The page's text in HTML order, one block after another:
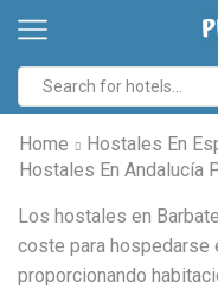
Home
Hostales En
Hostales En Andalucía
Los hostales en
coste para hospedarse
proporcionando